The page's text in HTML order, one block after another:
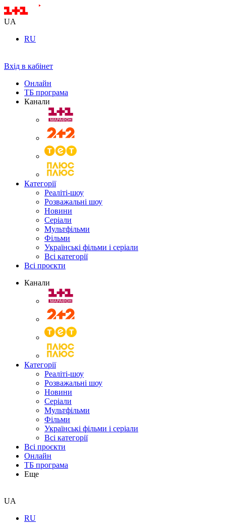
UA
RU
Вхід в кабінет
Онлайн
ТБ програма
Канали
Категорії
Реаліті-шоу
Розважальні шоу
Новини
Серіали
Мультфільми
Фільми
Українські фільми і серіали
Всі категорії
Всі проєкти
Канали
Категорії
Реаліті-шоу
Розважальні шоу
Новини
Серіали
Мультфільми
Фільми
Українські фільми і серіали
Всі категорії
Всі проєкти
Онлайн
ТБ програма
Еще
UA
RU